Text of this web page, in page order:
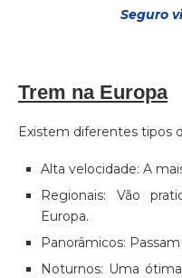
Seguro
Trem na Europa
Existem diferentes tipos
Alta velocidade: A
Regionais: Vão
Europa.
Panorâmicos:
Noturnos: Uma